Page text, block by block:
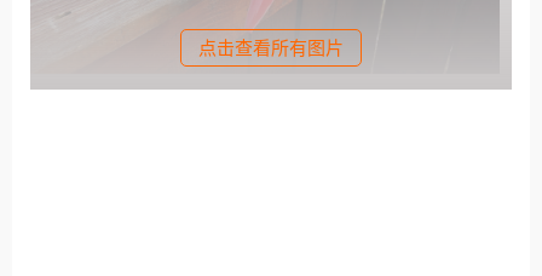
点击查看所有图片